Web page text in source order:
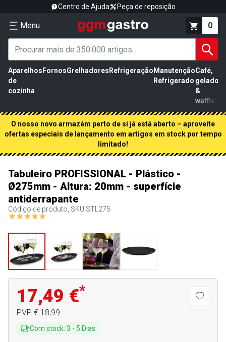
Centro de Ajuda Peça de reposição
Menu 0
Aparelhos
de
cozinha
FornosGrelhadores Refrigeração Manutenção
Refrigerado
Café,
gelados
&
waffles
O nosso novo armazém perto de si já está aberto – aproveite
ofertas especiais de lançamento em artigos em stock por tempo
limitado!
Tabuleiro PROFISSIONAL - Plástico -
Ø275mm - Altura: 20mm - superfície
antiderrapante
Código de produto, SKU STL275
17,49 €*
PVP € 18,99
Com stock: 3 - 5 Dias